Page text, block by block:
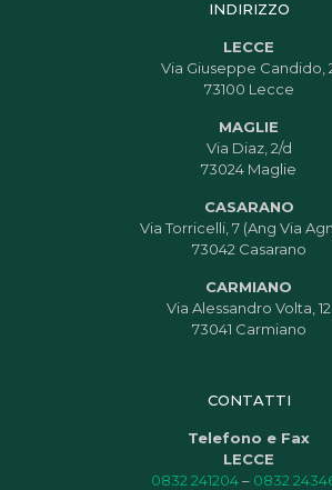
INDIRIZZO
LECCE
Via Giuseppe Candido,
73100 Lecce
MAGLIE
Via Diaz, 2/d
73024 Maglie
CASARANO
Via Torricelli, 7 (Ang Via
73042 Casarano
CARMIANO
Via Alessandro Volta, 12
73041 Carmiano
CONTATTI
Telefono e Fax
LECCE
0832 241204– 0832